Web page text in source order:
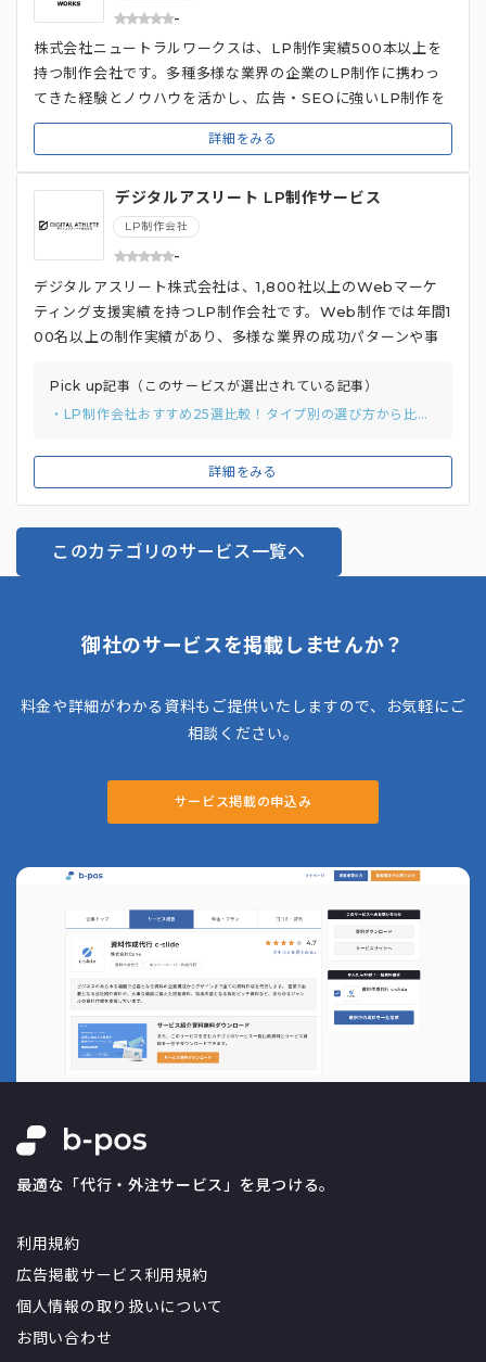
-
詳細をみる
株式会社ニュートラルワークスは、LP制作実績500本以上を
持つ制作会社です。多種多様な業界の企業のLP制作に携わっ
てきた経験とノウハウを活かし、広告・SEOに強いLP制作を
得意としています。大手ネット広告代理店出身メンバーやSE
O顧問、Webコンサルタントなど専門性の高いメンバーが揃
っており、企画から運用までを網羅するワンストップサービス
を提供しています。 LP制作後も、配信結果を分析し、効果検
証を実施することで、継続的なLPの効果改善を支援。顧客の
ビジネスを成功に導くための伴走型支援を提供しています。世
する数々のデザインアワードでの受賞実績があるのも魅力で
す。
デジタルアスリート LP制作サービス
LP制作会社
-
詳細をみる
デジタルアスリート株式会社は、1,800社以上のWebマーケ
ティング支援実績を持つLP制作会社です。Web制作では年間1
00名以上の制作実績があり、多様な業界の成功パターンや事
在籍しており、購買フェーズに合わせた効果的なコンテンツや
アクションを設計。表面的な見栄えのよさではなく、成果につ
やヒートマップツールによる分析データに基づき、A/Bテスト
による検証と改善を繰り返します。社内でマーケター・広告運
ションを取り、一貫性のある制作体制を整えているのも魅力で
す。
Pick up記事（このサービスが選出されている記事）
・LP制作会社おすすめ25選比較！タイプ別の選び方から比較ポイントまで紹介
このカテゴリのサービス一覧へ
御社のサービスを掲載しませんか？
料金や詳細がわかる資料もご提供いたしますので、お気軽にご
相談ください。
サービス掲載の申込み
最適な「代行・外注サービス」を見つける。
利用規約
広告掲載サービス利用規約
個人情報の取り扱いについて
お問い合わせ